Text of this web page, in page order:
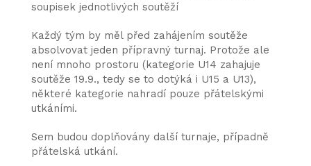
soupisek jednotlivých soutěží
Každý tým by měl před zahájením soutěže
absolvovat jeden přípravný turnaj. Protože ale
není mnoho prostoru (kategorie U14 zahajuje
soutěže 19.9., tedy se to dotýká i U15 a U13),
některé kategorie nahradí pouze přátelskými
utkáními.
Sem budou doplňovány další turnaje, případně
přátelská utkání.